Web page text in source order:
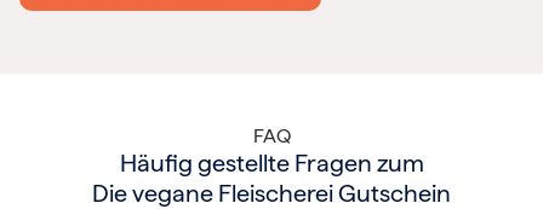
FAQ
Häufig gestellte Fragen zum
Die vegane Fleischerei Gutschein